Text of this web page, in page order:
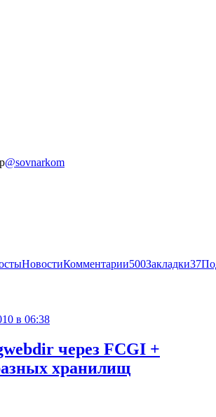
@sovnarkom
НовостиКомментарии500Закладки37
в 06:38
через FCGI +
хранилищ